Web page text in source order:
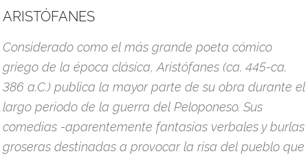
ARISTÓFANES
Considerado como el más grande poeta cómico
griego de la época clásica, Aristófanes (ca. 445-ca.
386 a.C.) publica la mayor parte de su obra durante el
largo periodo de la guerra del Peloponeso. Sus
comedias -aparentemente fantasías verbales y burlas
groseras destinadas a provocar la risa del pueblo que